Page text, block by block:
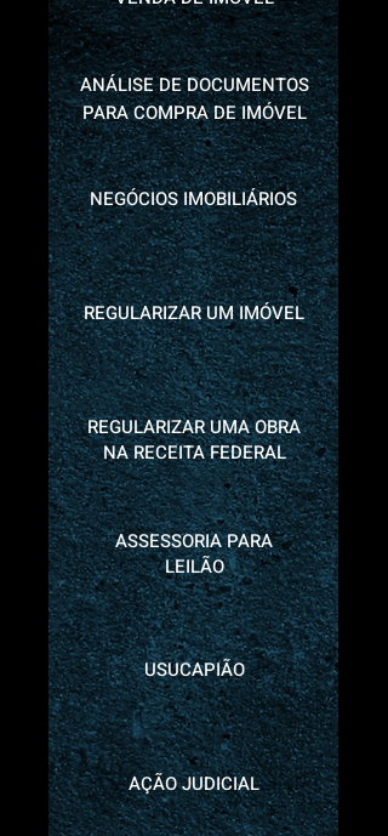
NEGÓCIOS IMOBILIÁRIOS
ASSESSORIA PARA
LEILÃO
AÇÃO JUDICIAL
REGULARIZAR UM IMÓVEL
REGULARIZAR UMA OBRA
NA RECEITA FEDERAL
USUCAPIÃO
ANÁLISE DE DOCUMENTOS
PARA COMPRA DE IMÓVEL